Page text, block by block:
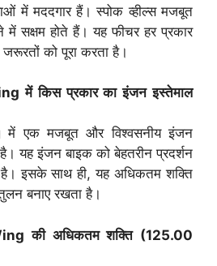
में मददगार हैं। स्पोक व्हील्स मजबूत
में सक्षम होते हैं। यह फीचर हर प्रकार
को पूरा करता है।
में किस प्रकार का इंजन इस्तेमाल
एक मजबूत और विश्वसनीय इंजन
है। यह इंजन बाइक को बेहतरीन प्रदर्शन
है। इसके साथ ही, यह अधिकतम शक्ति
बनाए रखता है।
की अधिकतम शक्ति (125.00